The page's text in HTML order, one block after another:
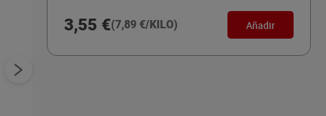
3,55 €(7,89 €/KILO) Añadir